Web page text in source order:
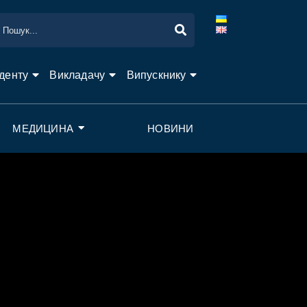
Викладачу Випускнику
МЕДИЦИНА НОВИНИ